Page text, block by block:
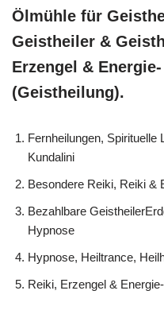
Ölmühle für
Geistheiler &
Erzengel &
(Geistheilung).
Fernheilungen, Spirituelle
Kundalini
Besondere Reiki, Reiki &
Bezahlbare
Hypnose
Hypnose, Heiltrance,
Reiki, Erzengel &